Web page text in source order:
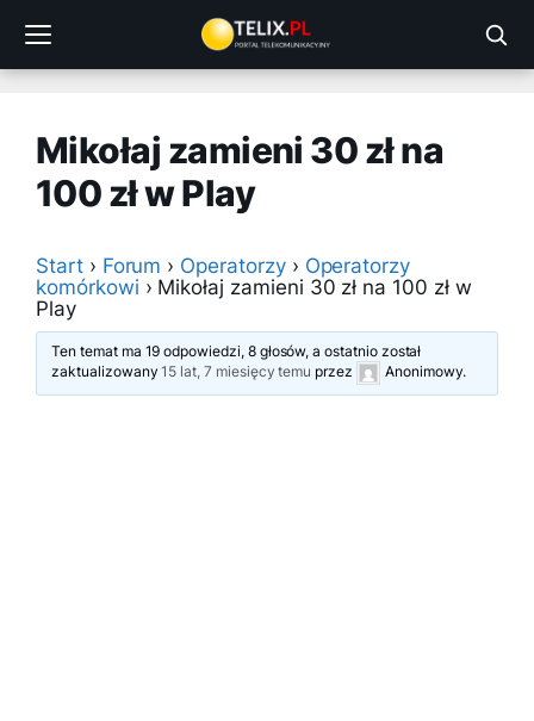
treści
Mikołaj zamieni 30 zł na
100 zł w Play
Start › Forum › Operatorzy › Operatorzy
komórkowi › Mikołaj zamieni 30 zł na 100 zł w
Play
Ten temat ma 19 odpowiedzi, 8 głosów, a ostatnio został
zaktualizowany15 lat, 7 miesięcy temu przez Anonimowy.